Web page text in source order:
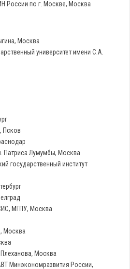
России по г. Москве, Москва
Москва
университет имени С.А.
Псков
Патриса Лумумбы, Москва
государственный институт
МГПУ, Москва
Москва
Москва
Минэкономразвития России,